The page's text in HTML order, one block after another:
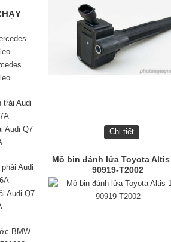
Chi tiết
Mô bin đánh lửa Toyota Altis
90919-T2002
Audi Q7
Audi Q7